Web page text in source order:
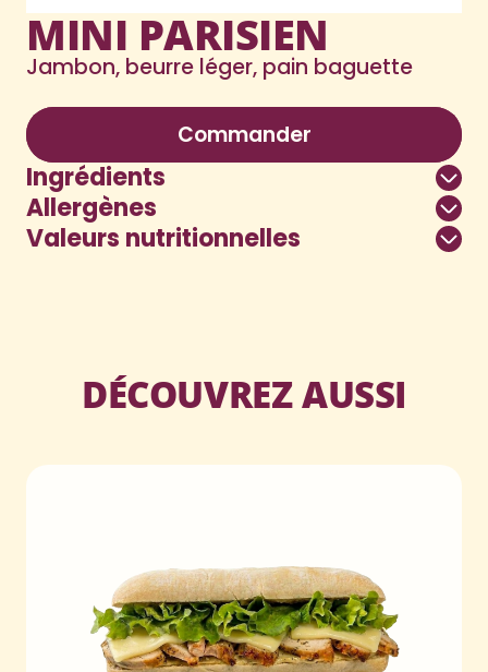
MINI PARISIEN
Jambon, beurre léger, pain baguette
Commander
Ingrédients
Allergènes
Valeurs nutritionnelles
DÉCOUVREZ AUSSI